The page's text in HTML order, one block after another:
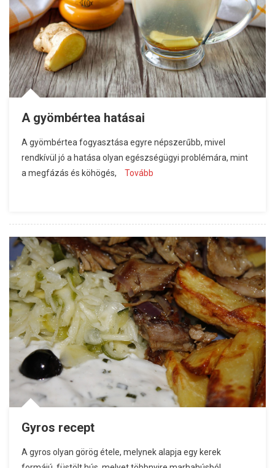
A gyömbértea hatásai
A gyömbértea fogyasztása egyre népszerűbb, mivel
rendkívül jó a hatása olyan egészségügyi problémára, mint
a megfázás és köhögés,
Tovább
Gyros recept
A gyros olyan görög étele, melynek alapja egy kerek